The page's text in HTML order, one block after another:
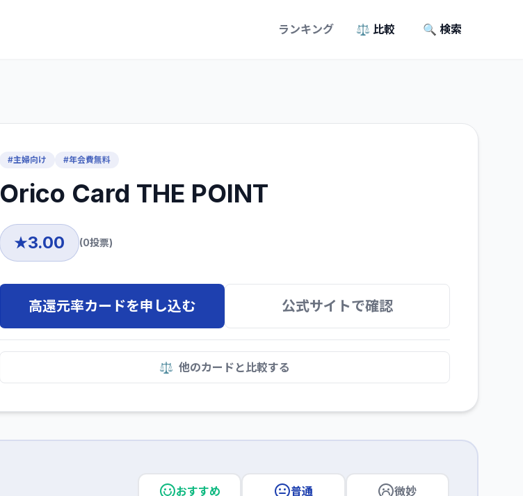
ランキング ⚖️ 比較 🔍 検索
#主婦向け #年会費無料
Orico Card THE POINT
★3.00 (0投票)
高還元率カードを申し込む 公式サイトで確認
⚖️ 他のカードと比較する
おすすめ 普通 微妙